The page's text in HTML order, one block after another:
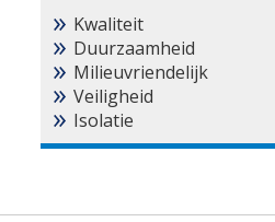
Kwaliteit
Duurzaamheid
Milieuvriendelijk
Veiligheid
Isolatie